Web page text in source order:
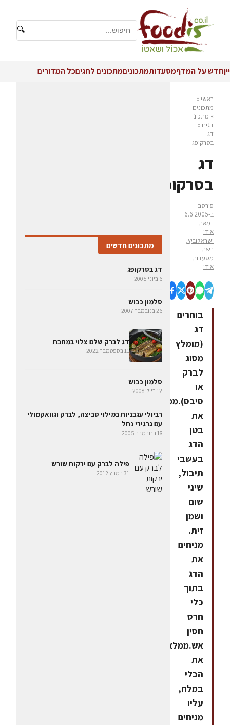
🔍
ייןחדש על המדףמסעדותמתכוניםמתכונים לחגיםכל המדורים
ראשי »
מתכונים
» מתכוני
דגים »
דג
בסרקופג
דג
בסרקופג
פורסם
ב-6.6.2005
| מאת:
אידי
ישראלוביץ,
רשת
מסעדות
אידי
בוחרים
דג
(מומלץ
מסוג
לברק
או
סיבס).ממלאים
את
בטן
הדג
בעשבי
תיבול,
שיני
שום
ושמן
זית.
מניחים
את
הדג
בתוך
כלי
חרס
חסין
אש.ממלאים
את
הכלי
במלח,
עליו
מניחים
מתכונים חדשים
דג בסרקופג
6 ביוני 2005
סלמון כבוש
26 בנובמבר 2007
דג לברק שלם צלוי במחבת
11 בספטמבר 2022
סלמון כבוש
12 ביולי 2008
רביולי עגבניות במילוי סביצה, לברק וגוואקמולי
עם גרגירי נחל
18 בנובמבר 2005
פילה לברק עם ירקות שורש
31 במרץ 2012